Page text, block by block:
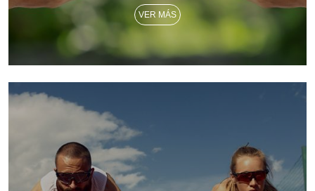
VER MÁS